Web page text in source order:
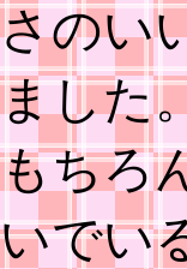
さのい
ました
もちろ
いでい